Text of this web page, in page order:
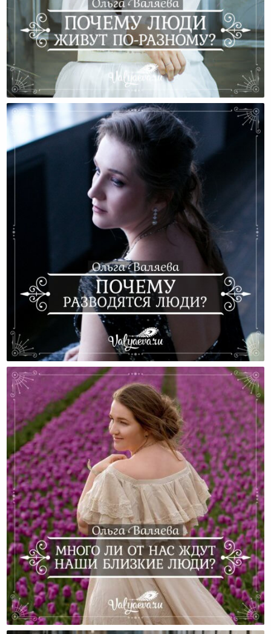
Почему Люди Живут По-Разному?
Почему Разводятся Люди?
Много Ли От Нас Ждут Наши Близкие Люди?